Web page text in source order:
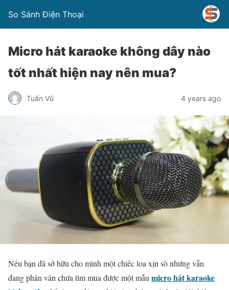
So Sánh Điện Thoại
Micro hát karaoke không dây nào
tốt nhất hiện nay nên mua?
Tuấn Vũ 4 years ago
Nếu bạn đã sở hữu cho mình một chiếc loa xịn sò nhưng vẫn
đang phân vân chưa tìm mua được một mẫu micro hát karaoke